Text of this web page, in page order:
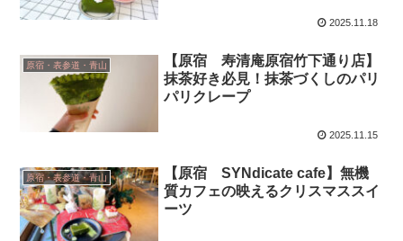
2025.11.18
原宿・表参道・青山
【原宿 寿清庵原宿竹下通り店】
抹茶好き必見！抹茶づくしのパリ
パリクレープ
2025.11.15
原宿・表参道・青山
【原宿 SYNdicate cafe】無機
質カフェの映えるクリスマススイ
ーツ